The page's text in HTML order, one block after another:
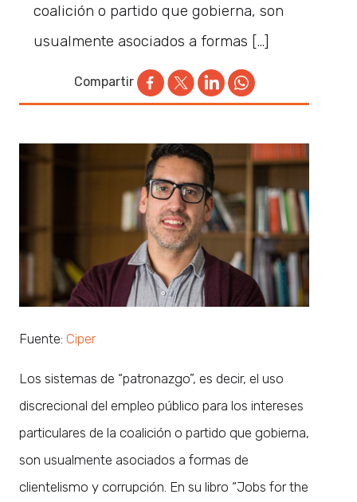
coalición o partido que gobierna, son
usualmente asociados a formas […]
Compartir
Fuente: Ciper
Los sistemas de “patronazgo”, es decir, el uso
discrecional del empleo público para los intereses
particulares de la coalición o partido que gobierna,
son usualmente asociados a formas de
clientelismo y corrupción. En su libro “Jobs for the